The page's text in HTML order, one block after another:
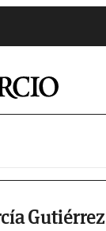
Gutiérrez